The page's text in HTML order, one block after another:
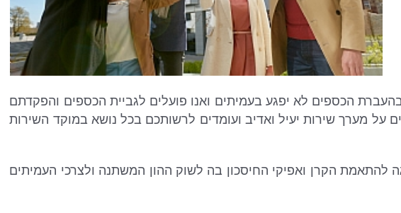
הכספים לא יפגע בעמיתים ואנו פועלים לגביית הכספים והפקדתם
על מערך שירות יעיל ואדיב ועומדים לרשותכם בכל נושא במוקד השירות
הקרן ואפיקי החיסכון בה לשוק ההון המשתנה ולצרכי העמיתים